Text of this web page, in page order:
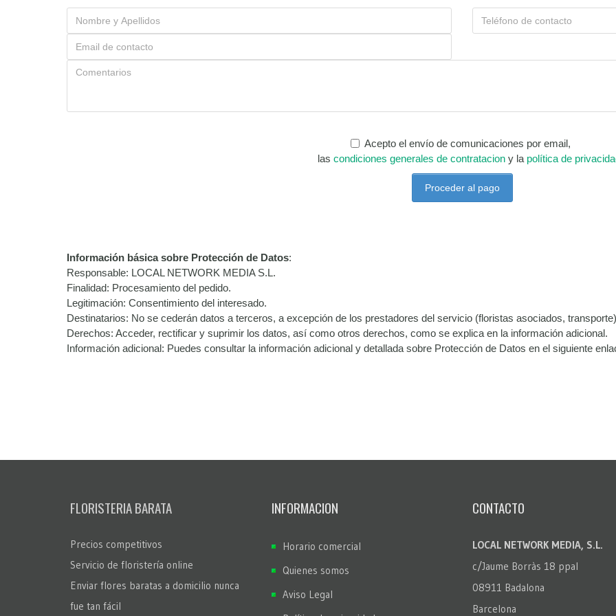
Acepto el envío de comunicaciones por email,
las condiciones generales de contrataciony la política de
Proceder al pago
Información básica sobre Protección de Datos:
Responsable: LOCAL NETWORK MEDIA S.L.
Finalidad: Procesamiento del pedido.
Legitimación: Consentimiento del interesado.
Destinatarios: No se cederán datos a terceros, a excepción de los prestadores del servicio (floristas asociados,
Derechos: Acceder, rectificar y suprimir los datos, así como otros derechos, como se explica en la información adicional.
Información adicional: Puedes consultar la información adicional y detallada sobre Protección de Datos en el siguiente
FLORISTERIA BARATA
Precios competitivos
Servicio de floristería online
Enviar flores baratas a domicilio nunca
fue tan fácil
INFORMACION
Horario comercial
Quienes somos
Aviso Legal
CONTACTO
LOCAL NETWORK MEDIA, S.L.
c/Jaume Borràs 18 ppal
08911 Badalona
Barcelona